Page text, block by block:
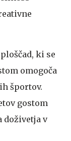
ki se
omogoča
športov.
gostom
v